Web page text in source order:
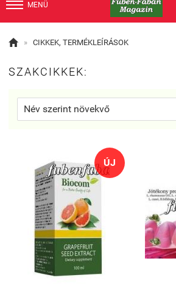
MENÜ
 » CIKKEK, TERMÉKLEÍRÁSOK
SZAKCIKKEK:
ÚJ